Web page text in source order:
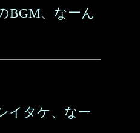
BGM、なーん
イタケ、なー